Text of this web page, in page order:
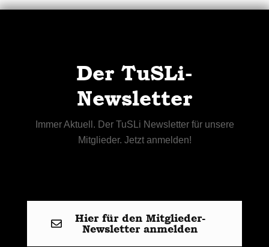
Der TuSLi-
Newsletter
Immer Aktuell. Der TuSLi Newsletter für unsere
Mitglieder. Jetzt anmelden!
Hier für den Mitglieder-
Newsletter anmelden